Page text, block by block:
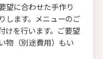
望に合わせた手作り
します。メニューのご
けを行います。ご要望
物（別途費用）もい